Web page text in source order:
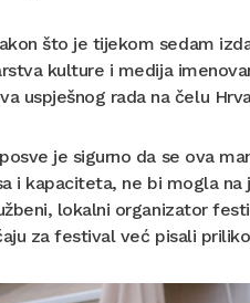
što je tijekom sedam
kulture i medija
uspješnog rada na čelu
je sigurno da se ova
i kapaciteta, ne bi mogla
lokalni organizator
za festival već pisali